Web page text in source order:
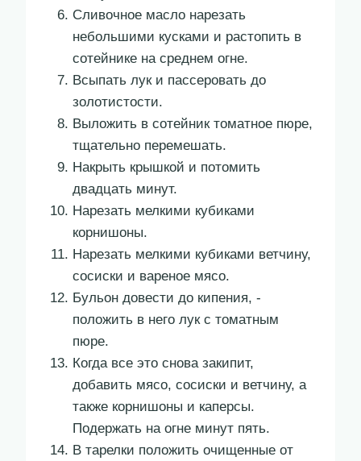
Сливочное масло нарезать
небольшими кусками и растопить в
сотейнике на среднем ­огне.
Всыпать лук и пассеровать до
золотистости.
Выложить в сотейник томатное пюре,
тщательно перемешать.
Накрыть крышкой и потомить
двадцать минут.
Нарезать мелкими кубиками
корнишоны.
Нарезать мелкими кубиками ветчину,
сосиски и вареное мясо.
Бульон довести до кипения, ­
положить в него лук с томат­ным
пюре.
Когда все это снова закипит,
добавить мясо, сосиски и ветчину, а
также корнишоны и каперсы.
Подержать на огне минут пять.
В тарелки положить очи­щен­ные от